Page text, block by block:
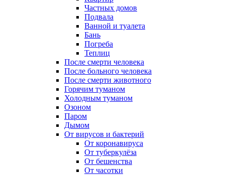
Частных домов
Подвала
Ванной и туалета
Бань
Погреба
Теплиц
После смерти человека
После больного человека
После смерти животного
Горячим туманом
Холодным туманом
Озоном
Паром
Дымом
От вирусов и бактерий
От коронавируса
От туберкулёза
От бешенства
От часотки